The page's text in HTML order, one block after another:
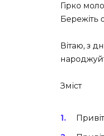
Гірко
Бережіть
Вітаю, з
Зміст